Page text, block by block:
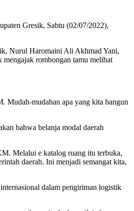
Gresik, Sabtu (02/07/2022),
Nurul Haromaini Ali Akhmad Yani,
rombongan tamu melihat
Mudah-mudahan apa yang kita bangun
bahwa belanja modal daerah
Melalui e katalog ruang itu terbuka,
daerah. Ini menjadi semangat kita,
dalam pengiriman logistik